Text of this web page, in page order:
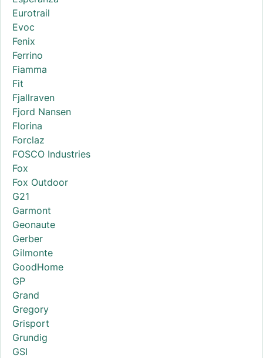
Eurotrail
Evoc
Fenix
Ferrino
Fiamma
Fit
Fjallraven
Fjord Nansen
Florina
Forclaz
FOSCO Industries
Fox
Fox Outdoor
G21
Garmont
Geonaute
Gerber
Gilmonte
GoodHome
GP
Grand
Gregory
Grisport
Grundig
GSI